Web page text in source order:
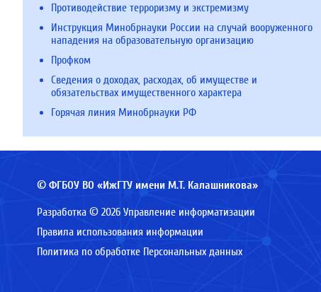
Противодействие терроризму и экстремизму
Инструкция Минобрнауки России на случай вооруженного
нападения на образовательную организацию
Профком
Сведения о доходах, расходах, об имуществе и
обязательствах имущественного характера
Горячая линия Минобрнауки РФ
© ФГБОУ ВО «ИжГТУ имени М.Т. Калашникова»
Разработка © 2026 Управление информатизации
Правила использования информации
Политика по обработке Персональных данных